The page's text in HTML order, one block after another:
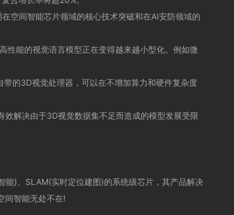
空间智能芯片领域的核心技术突破和在AI安防领域的
能的视觉语言模型正在变得越来越小型化。例如微
的3D视觉处理器，可以在不增加算力和硬件复杂度
解决由于3D视觉数据集不足而造成的模型发展受限
)、SLAM(实时定位建图)的系统级芯片，其产品解决
间智能无处不在!